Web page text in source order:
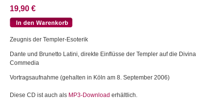
19,90 €
Zeugnis der Templer-Esoterik
Dante und Brunetto Latini, direkte Einflüsse der Templer auf die Divina
Commedia
Vortragsaufnahme (gehalten in Köln am 8. September 2006)
Diese CD ist auch als MP3-Download erhältlich.